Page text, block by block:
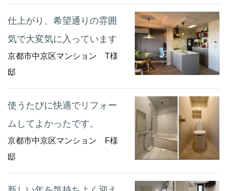
仕上がり、希望通りの雰囲
気で大変気に入っています
京都市中京区マンション T様
邸
使うたびに快適でリフォー
ムしてよかったです。
京都市中京区マンション F様
邸